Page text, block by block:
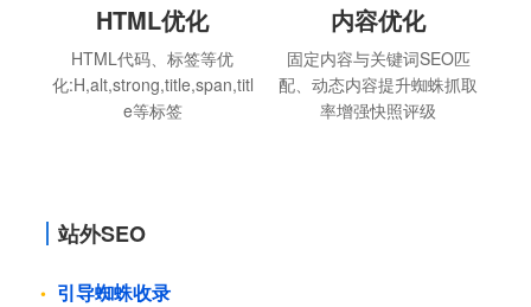
HTML优化
HTML代码、标签等优
化:H,alt,strong,title,span,titl
e等标签
内容优化
固定内容与关键词SEO匹
配、动态内容提升蜘蛛抓取
率增强快照评级
站外SEO
引导蜘蛛收录